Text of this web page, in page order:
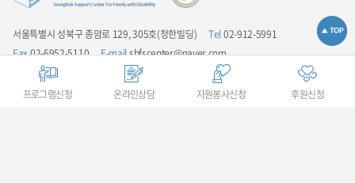
프로그램신청 온라인상담 자원봉사신청 후원신청
서울특별시 성북구 종암로 129, 305호(청한빌딩) Tel02-912-5991
Fax02-6952-5110 E-mailsbfscenter@naver.com
업무시간안내
평일 9:00 ~ 18:00 / 점심시간 12:00 ~ 13:00 / 주말 및 공휴일은
휴무입니다